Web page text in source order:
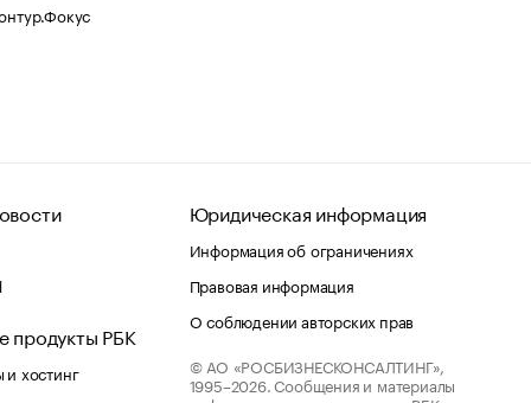
продукты РБК
хостинг
Юридическая информация
Информация об ограничениях
Правовая информация
О соблюдении авторских прав
© АО «РОСБИЗНЕСКОНСАЛТИНГ»,
1995–2026. Сообщения и материалы